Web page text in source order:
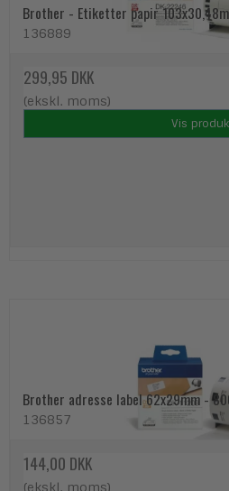
Brother - Etiketter papir
136889
299,95 DKK
(ekskl. moms)
Vis
Brother adresse label 62x29mm -
136857
144,00 DKK
(ekskl. moms)